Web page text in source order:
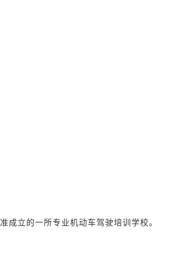
成立的一所专业机动车驾驶培训学校。